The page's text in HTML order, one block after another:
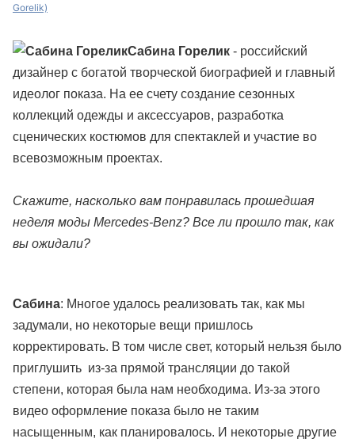
Gorelik)
Сабина Горелик - российский
дизайнер с богатой творческой биографией и главный
идеолог показа. На ее счету создание сезонных
коллекций одежды и аксессуаров, разработка
сценических костюмов для спектаклей и участие во
всевозможным проектах.
Скажите, насколько вам понравилась прошедшая
неделя моды Mercedes-Benz? Все ли прошло так, как
вы ожидали?
Сабина: Многое удалось реализовать так, как мы
задумали, но некоторые вещи пришлось
корректировать. В том числе свет, который нельзя было
приглушить из-за прямой трансляции до такой
степени, которая была нам необходима. Из-за этого
видео оформление показа было не таким
насыщенным, как планировалось. И некоторые другие